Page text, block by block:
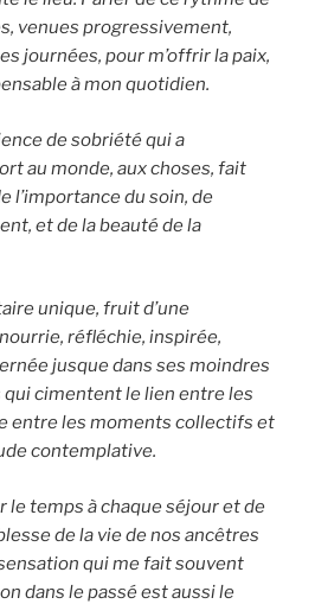
venues progressivement,
journées, pour m’offrir la paix,
à mon quotidien.
de sobriété qui a
au monde, aux choses, fait
l’importance du soin, de
et de la beauté de la
unique, fruit d’une
réfléchie, inspirée,
jusque dans ses moindres
qui cimentent le lien entre les
entre les moments collectifs et
contemplative.
le temps à chaque séjour et de
de la vie de nos ancêtres
qui me fait souvent
dans le passé est aussi le